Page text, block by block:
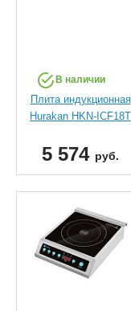
В наличии
Плита индукционная
Hurakan HKN-ICF18T
5 574 руб.